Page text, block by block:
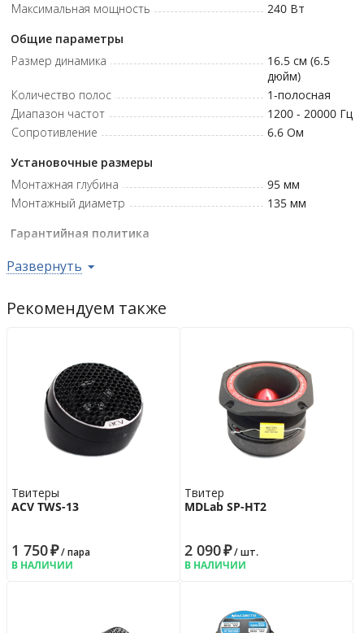
Максимальная мощность
240 Вт
Общие параметры
Размер динамика
16.5 см (6.5
дюйм)
Количество полос
1-полосная
Диапазон частот
1200 - 20000 Гц
Сопротивление
6.6 Ом
Установочные размеры
Монтажная глубина
95 мм
Монтажный диаметр
135 мм
Гарантийная политика
Гарантия
Развернуть
Рекомендуем также
Твитеры
ACV TWS-13
1 750₽/ пара
В НАЛИЧИИ
Твитер
MDLab SP-HT2
2 090₽/ шт.
В НАЛИЧИИ